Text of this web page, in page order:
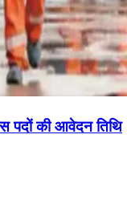
पदों की आवेदन तिथि